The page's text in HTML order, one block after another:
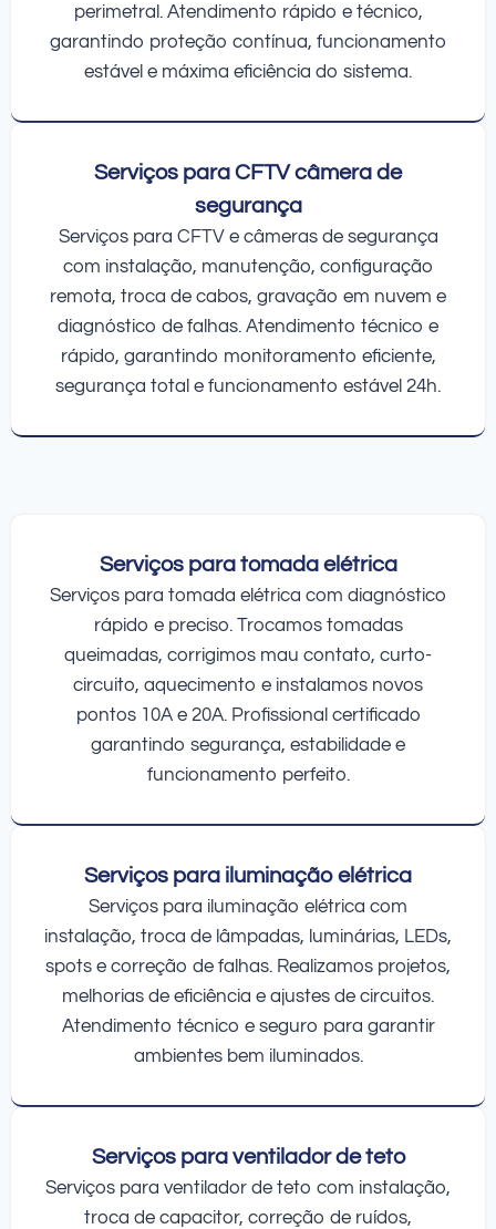
perimetral. Atendimento rápido e técnico,
garantindo proteção contínua, funcionamento
estável e máxima eficiência do sistema.
Serviços para CFTV câmera de
segurança
Serviços para CFTV e câmeras de segurança
com instalação, manutenção, configuração
remota, troca de cabos, gravação em nuvem e
diagnóstico de falhas. Atendimento técnico e
rápido, garantindo monitoramento eficiente,
segurança total e funcionamento estável 24h.
Serviços para tomada elétrica
Serviços para tomada elétrica com diagnóstico
rápido e preciso. Trocamos tomadas
queimadas, corrigimos mau contato, curto-
circuito, aquecimento e instalamos novos
pontos 10A e 20A. Profissional certificado
garantindo segurança, estabilidade e
funcionamento perfeito.
Serviços para iluminação elétrica
Serviços para iluminação elétrica com
instalação, troca de lâmpadas, luminárias, LEDs,
spots e correção de falhas. Realizamos projetos,
melhorias de eficiência e ajustes de circuitos.
Atendimento técnico e seguro para garantir
ambientes bem iluminados.
Serviços para ventilador de teto
Serviços para ventilador de teto com instalação,
troca de capacitor, correção de ruídos,